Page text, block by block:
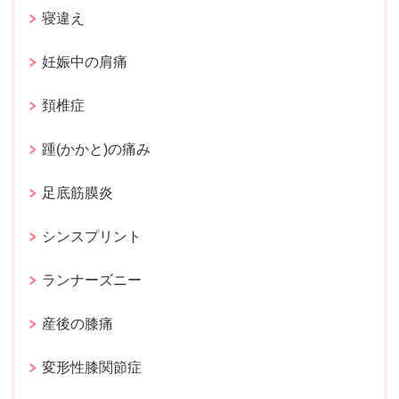
寝違え
妊娠中の肩痛
頚椎症
踵(かかと)の痛み
足底筋膜炎
シンスプリント
ランナーズニー
産後の膝痛
変形性膝関節症